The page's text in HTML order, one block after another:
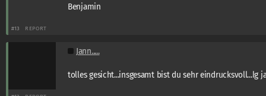
Benjamin
#13 REPORT
Jann.....
tolles gesicht...insgesamt bist du sehr eindrucksvoll...lg